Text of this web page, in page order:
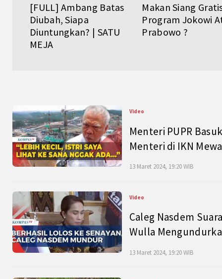
[FULL] Ambang Batas
Diubah, Siapa
Diuntungkan? | SATU
MEJA
Makan Siang
Program Jokowi
Prabowo ?
Video
Menteri PUPR
Menteri di IKN
13 Maret 2024, 19:20 WIB
Video
Caleg Nasdem
Wulla
13 Maret 2024, 19:20 WIB